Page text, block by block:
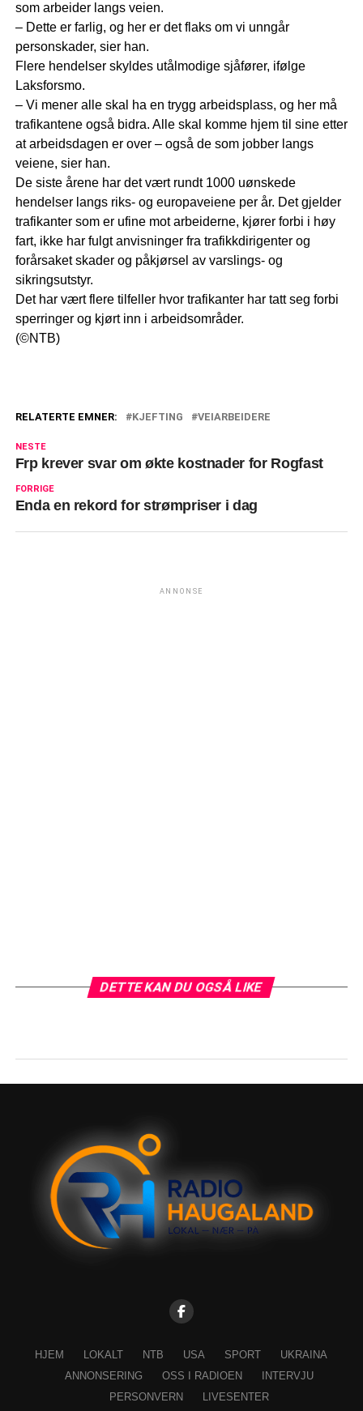
som arbeider langs veien.
– Dette er farlig, og her er det flaks om vi unngår
personskader, sier han.
Flere hendelser skyldes utålmodige sjåfører, ifølge
Laksforsmo.
– Vi mener alle skal ha en trygg arbeidsplass, og her må
trafikantene også bidra. Alle skal komme hjem til sine etter
at arbeidsdagen er over – også de som jobber langs
veiene, sier han.
De siste årene har det vært rundt 1000 uønskede
hendelser langs riks- og europaveiene per år. Det gjelder
trafikanter som er ufine mot arbeiderne, kjører forbi i høy
fart, ikke har fulgt anvisninger fra trafikkdirigenter og
forårsaket skader og påkjørsel av varslings- og
sikringsutstyr.
Det har vært flere tilfeller hvor trafikanter har tatt seg forbi
sperringer og kjørt inn i arbeidsområder.
(©NTB)
RELATERTE EMNER: KJEFTING VEIARBEIDERE
NESTE
Frp krever svar om økte kostnader for Rogfast
FORRIGE
Enda en rekord for strømpriser i dag
ANNONSE
DETTE KAN DU OGSÅ LIKE
HJEM LOKALT NTB USA SPORT
UKRAINA
ANNONSERING
OSS I RADIOEN
INTERVJU
PERSONVERN
LIVESENTER